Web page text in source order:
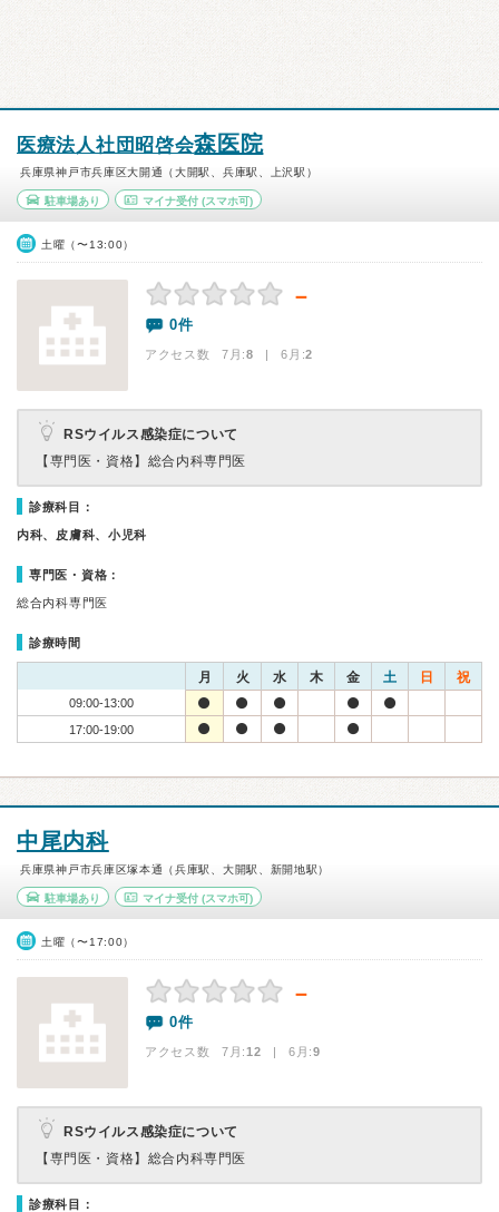
医療法人社団昭啓会森医院
兵庫県神戸市兵庫区大開通（大開駅、兵庫駅、上沢駅）
駐車場あり マイナ受付(スマホ可)
土曜（〜13:00）
－
0件
アクセス数 7月:8 | 6月:2
RSウイルス感染症について
【専門医・資格】 総合内科専門医
診療科目：
内科、皮膚科、小児科
専門医・資格：
総合内科専門医
診療時間
月 火 水 木 金 土 日 祝
09:00-13:00
17:00-19:00
中尾内科
兵庫県神戸市兵庫区塚本通（兵庫駅、大開駅、新開地駅）
駐車場あり マイナ受付(スマホ可)
土曜（〜17:00）
－
0件
アクセス数 7月:12 | 6月:9
RSウイルス感染症について
【専門医・資格】 総合内科専門医
診療科目：